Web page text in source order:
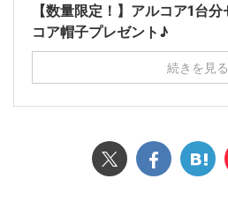
【数量限定！】アルコア1台
コア帽子プレゼント♪
続きを見る